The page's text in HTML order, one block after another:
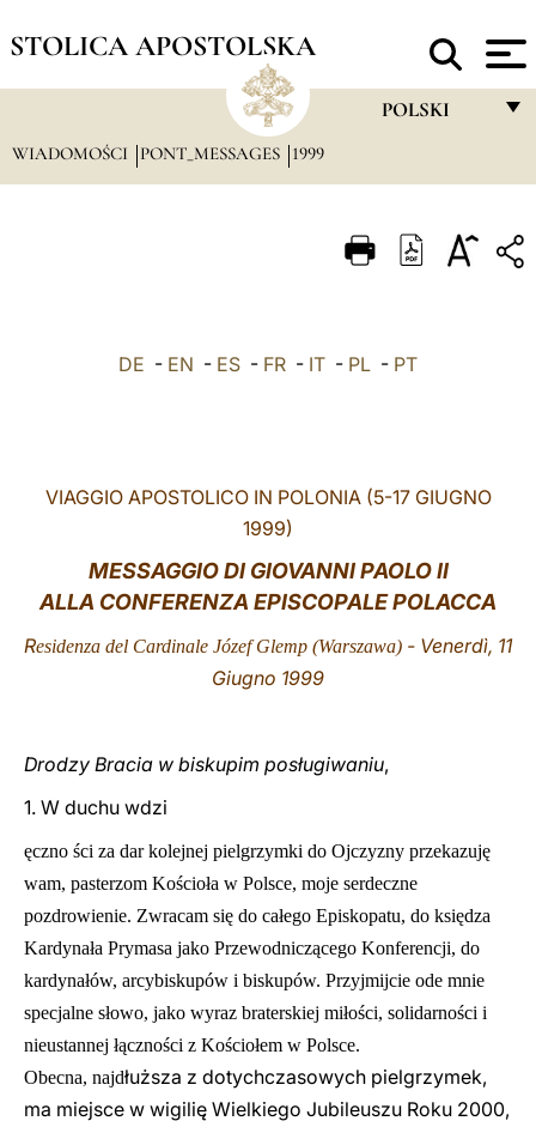
STOLICA APOSTOLSKA
POLSKI
ITALIANO
LATINE
WIADOMOŚCI PONT_MESSAGES 1999
DE - EN - ES - FR - IT - PL - PT
VIAGGIO APOSTOLICO IN POLONIA (5-17 GIUGNO
1999)
MESSAGGIO DI GIOVANNI PAOLO II
ALLA CONFERENZA EPISCOPALE POLACCA
Residenza del Cardinale Józef Glemp (Warszawa) - Venerdì, 11
Giugno 1999
Drodzy Bracia w biskupim posługiwaniu,
1. W duchu wdzi
ęczno ści za dar kolejnej pielgrzymki do Ojczyzny przekazuję
wam, pasterzom Kościoła w Polsce, moje serdeczne
pozdrowienie. Zwracam się do całego Episkopatu, do księdza
Kardynała Prymasa jako Przewodniczącego Konferencji, do
kardynałów, arcybiskupów i biskupów. Przyjmijcie ode mnie
specjalne słowo, jako wyraz braterskiej miłości, solidarności i
nieustannej łączności z Kościołem w Polsce.
Obecna, najdłuższa z dotychczasowych pielgrzymek,
ma miejsce w wigilię Wielkiego Jubileuszu Roku 2000,